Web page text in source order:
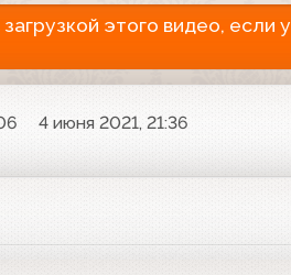
этого видео, если
4 июня 2021, 21:36